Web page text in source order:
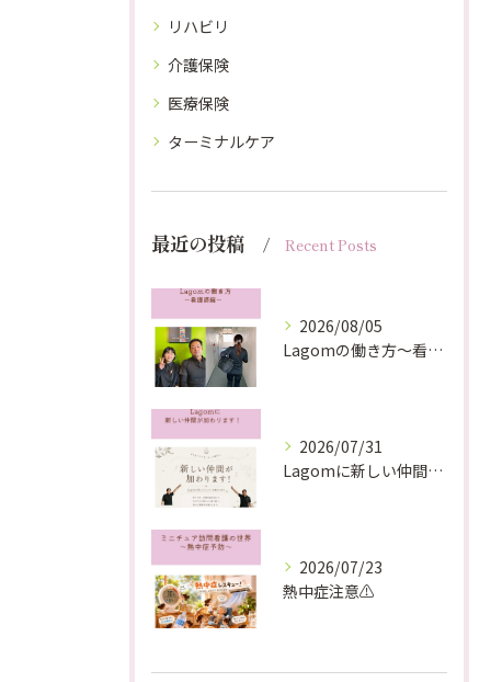
リハビリ
介護保険
医療保険
ターミナルケア
最近の投稿 Recent Posts
2026/08/05
Lagomの働き方〜看護師編〜
2026/07/31
Lagomに新しい仲間が加わります！
2026/07/23
熱中症注意⚠️